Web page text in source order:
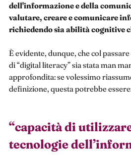
dell'informazione e della
valutare, creare e comunicare
richiedendo sia abilità cognitive
È evidente, dunque, che col
di “digital literacy” sia stata man
approfondita: se volessimo
definizione, questa potrebbe
“capacità di
tecnologie